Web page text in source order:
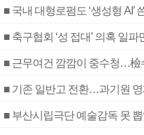
■ 국내 대형로펌도 ‘생성형 AI’
■ 근무여건 깜깜이 중수청…檢
■ 기존 일반고 전환…과기원
■ 부산시립극단 예술감독 못